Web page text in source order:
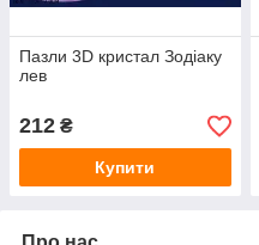
Пазли 3D кристал Зодіаку
лев
212 ₴
Купити